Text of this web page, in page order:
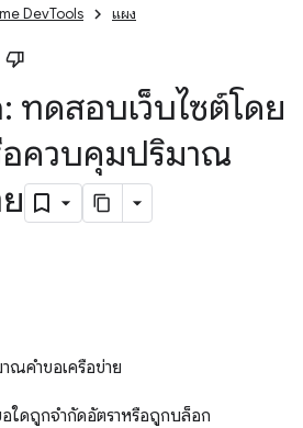
DevTools แผง
ทดสอบเว็บไซต์โดย
ควบคุมปริมาณ
ณคำขอเครือข่าย
อใดถูกจำกัดอัตราหรือถูกบล็อก